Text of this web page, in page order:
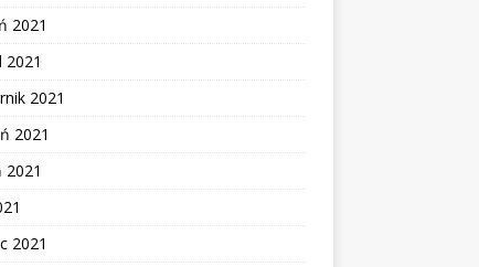
2021
2021
2021
2021
2021
2021